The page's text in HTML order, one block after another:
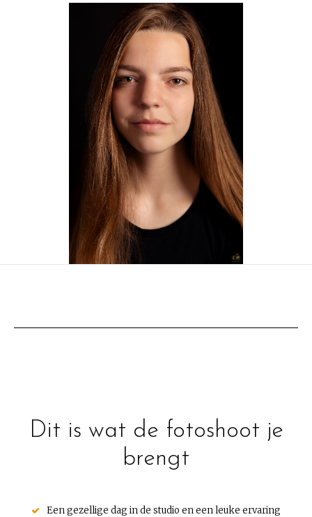
Dit is wat de fotoshoot je
brengt
Een gezellige dag in de studio en een leuke ervaring